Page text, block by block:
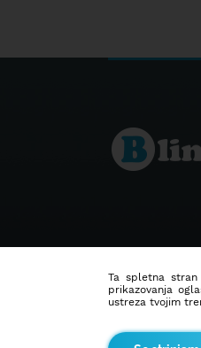
Ta spletna
prikazovanja
ustreza tvojim